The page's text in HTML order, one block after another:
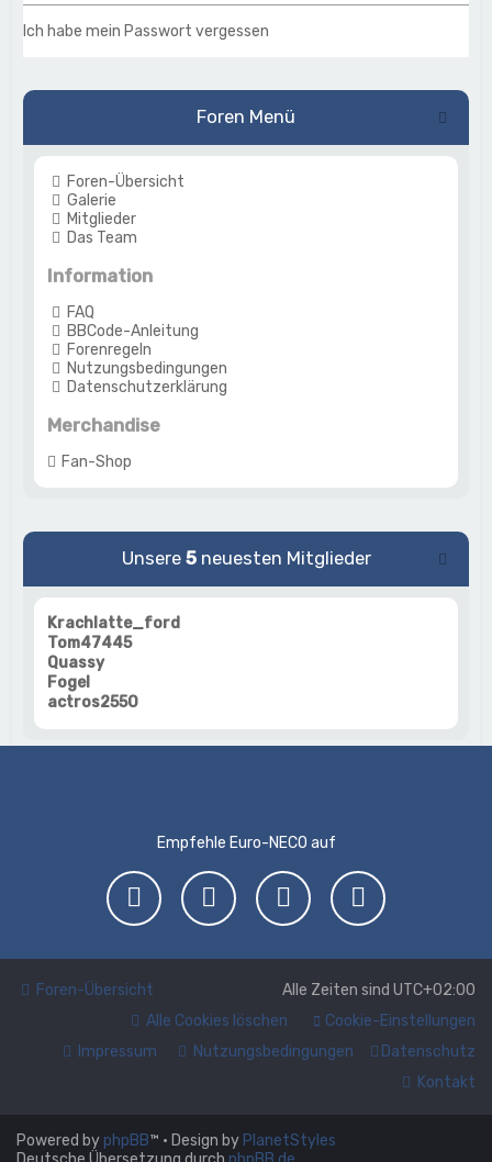
Ich habe mein Passwort vergessen
Foren Menü
Foren-Übersicht
Galerie
Mitglieder
Das Team
Information
FAQ
BBCode-Anleitung
Forenregeln
Nutzungsbedingungen
Datenschutzerklärung
Merchandise
Fan-Shop
Unsere 5neuesten Mitglieder
Krachlatte_ford
Tom47445
Quassy
Fogel
actros2550
Empfehle Euro-NECO auf
Foren-Übersicht Alle Zeiten sind UTC+02:00
Cookie-Einstellungen
Alle Cookies löschen
Datenschutz
Nutzungsbedingungen
Impressum
Kontakt
Powered by phpBB™ • Design by PlanetStyles